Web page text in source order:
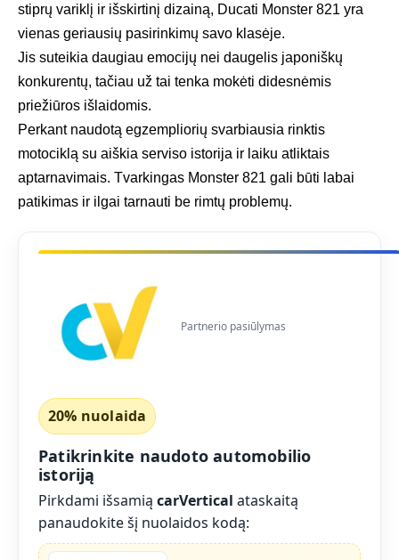
stiprų variklį ir išskirtinį dizainą, Ducati Monster 821 yra
vienas geriausių pasirinkimų savo klasėje.
Jis suteikia daugiau emocijų nei daugelis japoniškų
konkurentų, tačiau už tai tenka mokėti didesnėmis
priežiūros išlaidomis.
Perkant naudotą egzempliorių svarbiausia rinktis
motociklą su aiškia serviso istorija ir laiku atliktais
aptarnavimais. Tvarkingas Monster 821 gali būti labai
patikimas ir ilgai tarnauti be rimtų problemų.
Partnerio pasiūlymas
20% nuolaida
Patikrinkite naudoto automobilio
istoriją
Pirkdami išsamią carVertical ataskaitą
panaudokite šį nuolaidos kodą: